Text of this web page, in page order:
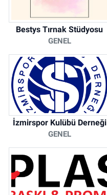
Bestys Tırnak Stüdyosu
GENEL
İzmirspor Kulübü Derneği
GENEL